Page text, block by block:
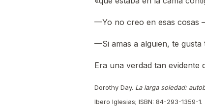
—Yo no creo en esas cosas
—Si amas a alguien, te
Era una verdad tan evidente
Dorothy Day. La larga soledad:
Ibero Iglesias; ISBN: 84-293-1359-1.